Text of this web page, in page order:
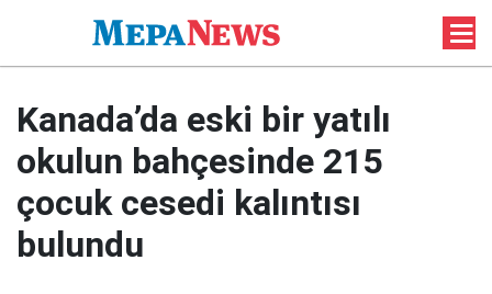
Kanada’da eski bir yatılı
okulun bahçesinde 215
çocuk cesedi kalıntısı
bulundu